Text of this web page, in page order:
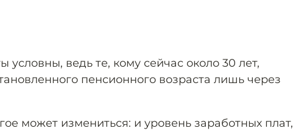
условны, ведь те, кому сейчас около 30 лет,
пенсионного возраста лишь через
может измениться: и уровень заработных плат,